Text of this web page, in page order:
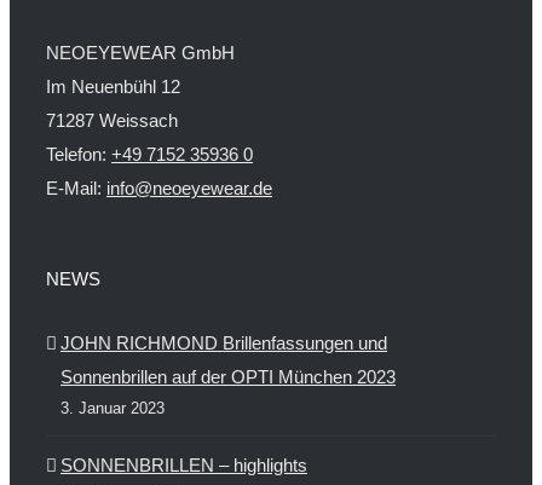
NEOEYEWEAR GmbH
Im Neuenbühl 12
71287 Weissach
Telefon: +49 7152 35936 0
E-Mail: info@neoeyewear.de
NEWS
JOHN RICHMOND Brillenfassungen und
Sonnenbrillen auf der OPTI München 2023
3. Januar 2023
SONNENBRILLEN – highlights